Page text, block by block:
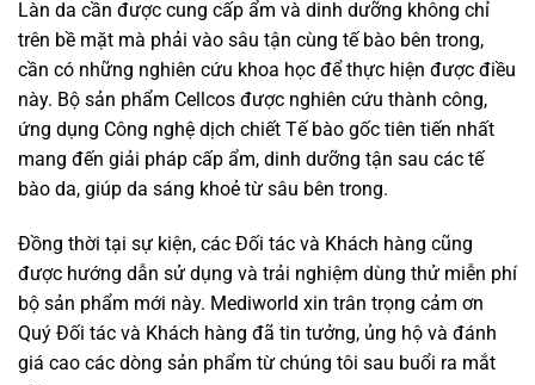
Làn da cần được cung cấp ẩm và dinh dưỡng không chỉ
trên bề mặt mà phải vào sâu tận cùng tế bào bên trong,
cần có những nghiên cứu khoa học để thực hiện được điều
này. Bộ sản phẩm Cellcos được nghiên cứu thành công,
ứng dụng Công nghệ dịch chiết Tế bào gốc tiên tiến nhất
mang đến giải pháp cấp ẩm, dinh dưỡng tận sau các tế
bào da, giúp da sáng khoẻ từ sâu bên trong.
Đồng thời tại sự kiện, các Đối tác và Khách hàng cũng
được hướng dẫn sử dụng và trải nghiệm dùng thử miễn phí
bộ sản phẩm mới này. Mediworld xin trân trọng cảm ơn
Quý Đối tác và Khách hàng đã tin tưởng, ủng hộ và đánh
giá cao các dòng sản phẩm từ chúng tôi sau buổi ra mắt